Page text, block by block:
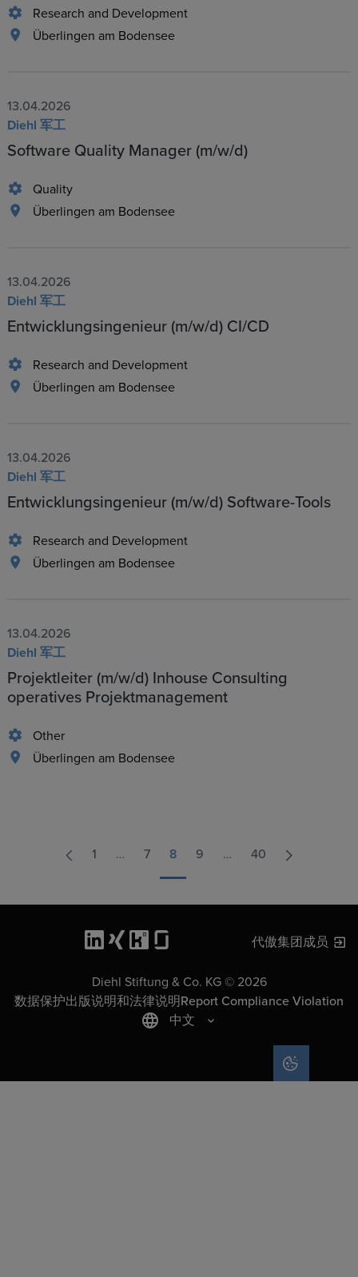
Research and Development
Überlingen am Bodensee
13.04.2026
Diehl 军工
Software Quality Manager (m/w/d)
Quality
Überlingen am Bodensee
13.04.2026
Diehl 军工
Entwicklungsingenieur (m/w/d) CI/CD
Research and Development
Überlingen am Bodensee
13.04.2026
Diehl 军工
Entwicklungsingenieur (m/w/d) Software-Tools
Research and Development
Überlingen am Bodensee
13.04.2026
Diehl 军工
Projektleiter (m/w/d) Inhouse Consulting
operatives Projektmanagement
Other
Überlingen am Bodensee
1 … 7 8 9 … 40
代傲集团成员
Diehl Stiftung & Co. KG © 2026
数据保护出版说明和法律说明Report Compliance Violation
中文
COOKIE